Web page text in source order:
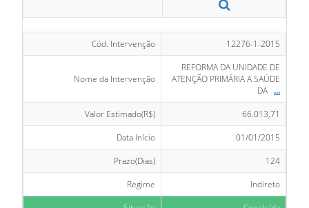
Cód. Intervenção 12276-1-2015
Nome da Intervenção
REFORMA DA UNIDADE DE
ATENÇÃO PRIMÁRIA A SAÚDE
DA ...
Valor Estimado(R$)
66.013,71
Data Início
01/01/2015
Prazo(Dias)
124
Regime
Indireto